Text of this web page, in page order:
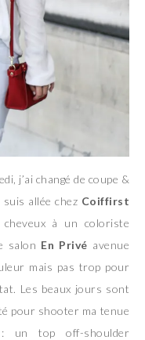
j’ai changé de coupe &
allée chez Coiffirst
à un coloriste
salon En Privé avenue
mais pas trop pour
Les beaux jours sont
pour shooter ma tenue
un top off-shoulder